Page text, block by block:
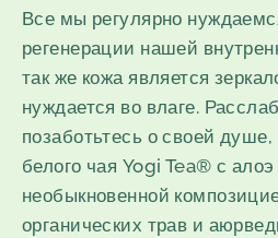
Все мы регулярно
регенерации нашей
так же кожа является
нуждается во влаге.
позаботьтесь о своей
белого чая Yogi Tea® с алоэ
необыкновенной
органических трав и